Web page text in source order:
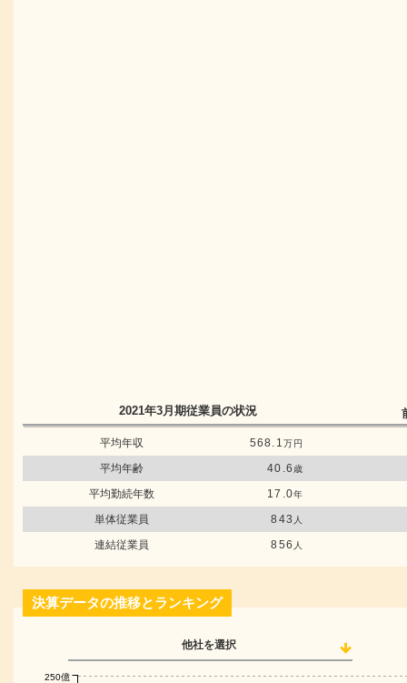
2021年3月期従業員の状況
平均年収 568.1万円
平均年齢 40.6 歳
平均勤続年数 17.0年
単体従業員 843 人
連結従業員 856 人
決算データの推移とランキング
他社を選択
250億